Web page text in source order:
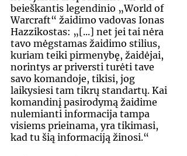
beieškantis legendinio „World of
Warcraft“ žaidimo vadovas Ionas
Hazzikostas: „[...] net jei tai nėra
tavo mėgstamas žaidimo stilius,
kuriam teiki pirmenybę, žaidėjai,
norintys ar priversti turėti tave
savo komandoje, tikisi, jog
laikysiesi tam tikrų standartų. Kai
komandinį pasirodymą žaidime
nulemianti informacija tampa
visiems prieinama, yra tikimasi,
kad tu šią informaciją žinosi.“